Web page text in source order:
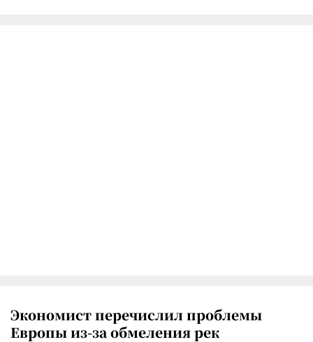
Экономист перечислил проблемы
Европы из-за обмеления рек